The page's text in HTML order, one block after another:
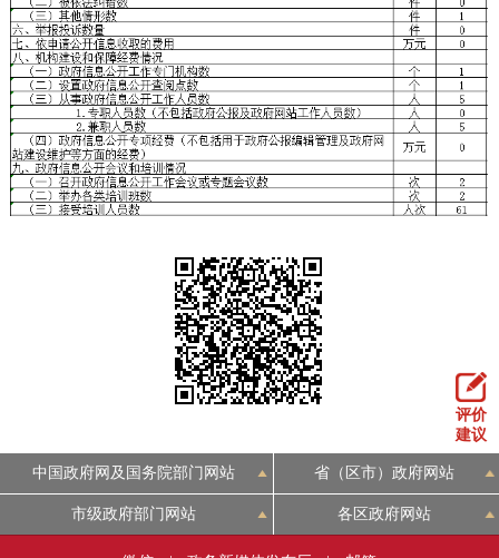
评价
建议
中国政府网及国务院部门网站 省（区市）政府网站
市级政府部门网站 各区政府网站